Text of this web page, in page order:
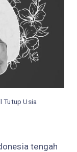
Tutup Usia
tengah